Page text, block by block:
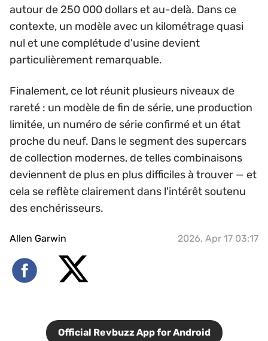
autour de 250 000 dollars et au-delà. Dans ce
contexte, un modèle avec un kilométrage quasi
nul et une complétude d'usine devient
particulièrement remarquable.
Finalement, ce lot réunit plusieurs niveaux de
rareté : un modèle de fin de série, une production
limitée, un numéro de série confirmé et un état
proche du neuf. Dans le segment des supercars
de collection modernes, de telles combinaisons
deviennent de plus en plus difficiles à trouver — et
cela se reflète clairement dans l'intérêt soutenu
des enchérisseurs.
Allen Garwin 2026, Apr 17 03:17
Official Revbuzz App for Android